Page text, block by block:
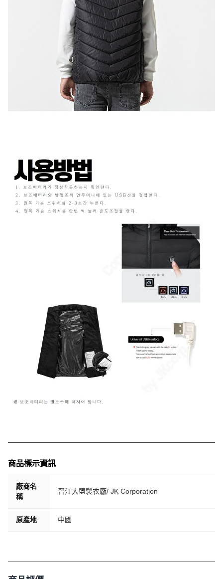
商品標示資訊
廠商名
稱
晉江大盟製衣廠/ JK Corporation
原產地 中國